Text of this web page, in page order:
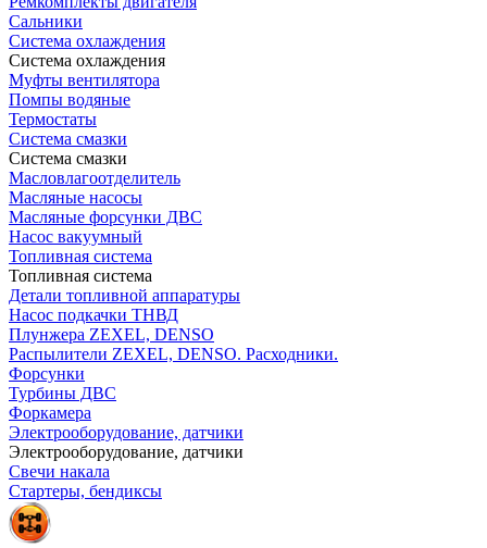
Сальники
Система охлаждения
Система охлаждения
Муфты вентилятора
Помпы водяные
Термостаты
Система смазки
Система смазки
Масловлагоотделитель
Масляные насосы
Масляные форсунки ДВС
Насос вакуумный
Топливная система
Топливная система
Детали топливной аппаратуры
Насос подкачки ТНВД
Плунжера ZEXEL, DENSO
Распылители ZEXEL, DENSO. Расходники.
Форсунки
Турбины ДВС
Форкамера
Электрооборудование, датчики
Электрооборудование, датчики
Свечи накала
Стартеры, бендиксы